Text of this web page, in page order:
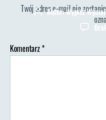
AutorAutor:Wypisz
Twój adres e-mail nie
Komentarz*